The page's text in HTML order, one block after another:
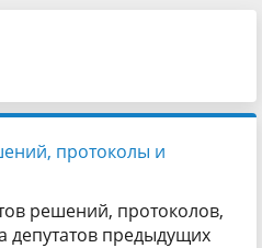
протоколы и
решений, протоколов,
депутатов предыдущих